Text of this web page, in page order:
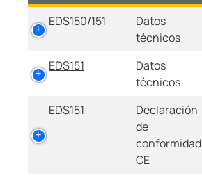
EDS150/151
Datos
técnicos
EDS151
Datos
técnicos
EDS151
Declaración
de
conformidad
CE